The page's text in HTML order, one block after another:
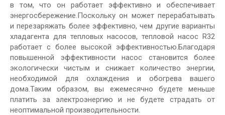
в том, что он работает эффективно и обеспечивает
энергосбережение.Поскольку он может перерабатывать
и перезаряжать более эффективно, чем другие варианты
хладагента для тепловых насосов, тепловой насос R32
работает с более высокой эффективностью.Благодаря
повышенной эффективности насос становится более
экологически чистым и снижает количество энергии,
необходимой для охлаждения и обогрева вашего
дома.Таким образом, вы ежемесячно будете меньше
платить за электроэнергию и не будете страдать от
неоптимальной производительности.